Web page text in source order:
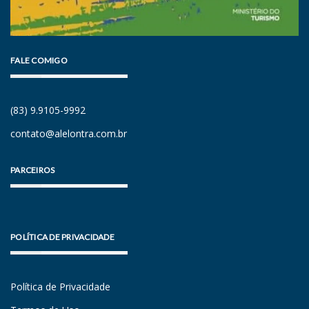
FALE COMIGO
(83) 9.9105-9992
contato@alelontra.com.br
PARCEIROS
POLÍTICA DE PRIVACIDADE
Política de Privacidade